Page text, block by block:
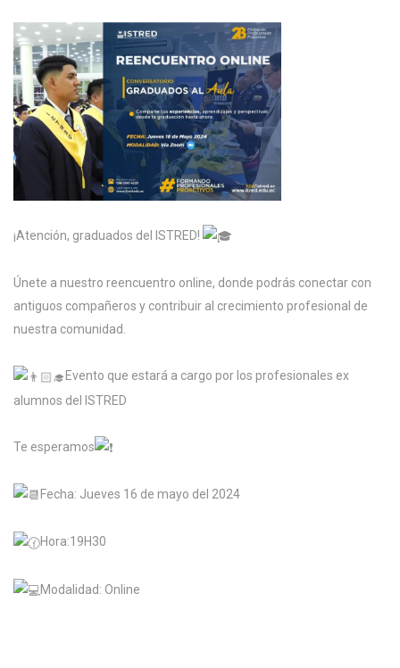
¡Atención, graduados del ISTRED!
Únete a nuestro reencuentro online, donde podrás conectar con
antiguos compañeros y contribuir al crecimiento profesional de
nuestra comunidad.
Evento que estará a cargo por los profesionales ex
alumnos del ISTRED
Te esperamos
Fecha: Jueves 16 de mayo del 2024
Hora:19H30
Modalidad: Online